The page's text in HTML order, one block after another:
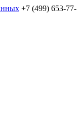
+7 (499) 653-77-